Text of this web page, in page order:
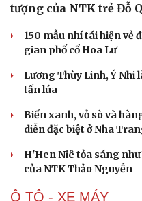
tượng của NTK trẻ Đỗ
150 mẫu nhí tái hiện vẻ
gian phố cổ Hoa Lư
Lương Thùy Linh, Ý
tấn lúa
Biển xanh, vỏ sò và
diễn đặc biệt ở Nha
H'Hen Niê tỏa sáng
của NTK Thảo Nguyễn
Ô TÔ - XE MÁY